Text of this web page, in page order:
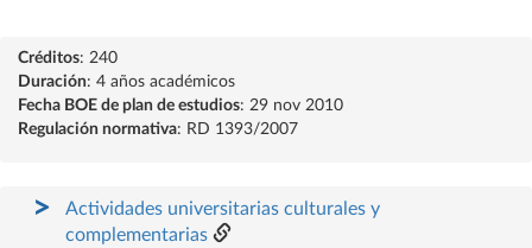
Créditos: 240
Duración: 4 años académicos
Fecha BOE de plan de estudios: 29 nov 2010
Regulación normativa: RD 1393/2007
Actividades universitarias culturales y
complementarias